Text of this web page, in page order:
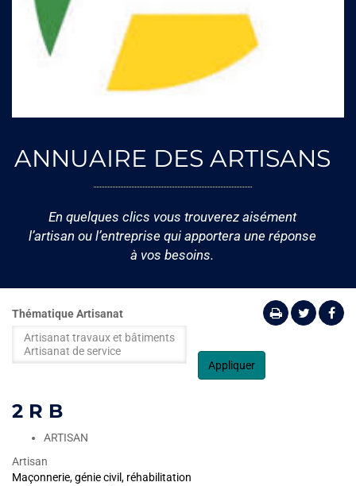
ANNUAIRE DES ARTISANS
En quelques clics vous trouverez aisément
l’artisan ou l’entreprise qui apportera une réponse
à vos besoins.
Thématique Artisanat
Appliquer
2 R B
ARTISAN
Artisan
Maçonnerie, génie civil, réhabilitation